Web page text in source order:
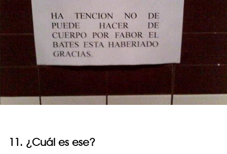
11. ¿Cuál es ese?